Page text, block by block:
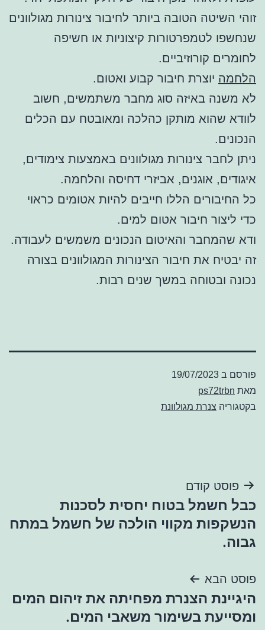
זוהי השיטה הטובה ביותר לחיבור צינורות מגולוונים
שנחשפו לטמפרטורות קיצוניות או חשיפה
לחומרים קורוזיביים.
הלחמה יוצרת חיבור קבוע ואטום.
לא משנה באיזה סוג מחבר משתמשים, חשוב
לוודא שהוא מותקן כהלכה ומאובטח עם הכלים
הנכונים.
ניתן לחבר צינורות מגולוונים באמצעות צימודים,
איגודים, אוגנים, אביזרי דחיסה והלחמה.
כל החיבורים הללו חייבים להיות אטומים כראוי
כדי ליצור חיבור אטום למים.
ודא שהמחבר והאיטום הנכונים משמשים לעבודה.
זה יבטיח את חיבור הצינורות המגולוונים בצורה
נכונה ובטוחה במשך שנים רבות.
פורסם ב 19/07/2023
מאת ps72trbn
בקטגוריה צנרת מגולוונת
ניווט
פוסט קודם
כבל חשמל בטוח יחסית לסכנות
הנשקפות מקווי הולכה של חשמל במתח
גבוה.
פוסט הבא
היגיינת הצנרת מפחיתה את זיהום המים
ומסייעת בשימור משאבי המים.